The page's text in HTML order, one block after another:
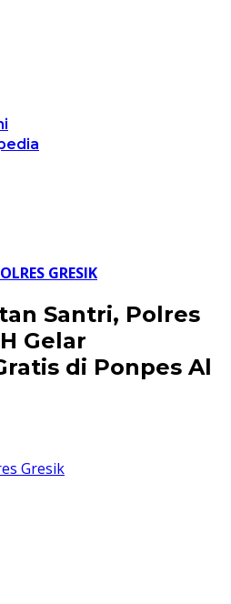
GRESIK
Santri, Polres
Gelar
di Ponpes Al
Gresik